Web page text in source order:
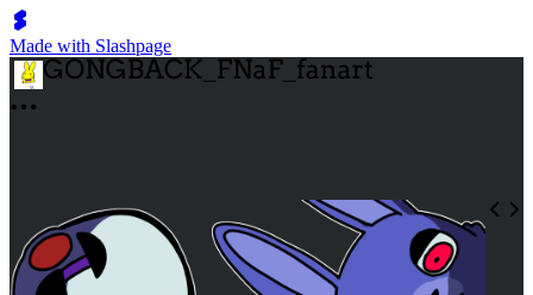
Made with Slashpage